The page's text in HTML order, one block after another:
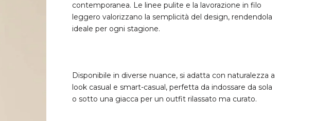
contemporanea. Le linee pulite e la lavorazione in filo
leggero valorizzano la semplicità del design, rendendola
ideale per ogni stagione.
Disponibile in diverse nuance, si adatta con naturalezza a
look casual e smart-casual, perfetta da indossare da sola
o sotto una giacca per un outfit rilassato ma curato.